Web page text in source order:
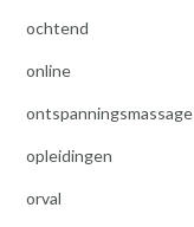
ochtend
online
ontspanningsmassage
opleidingen
orval